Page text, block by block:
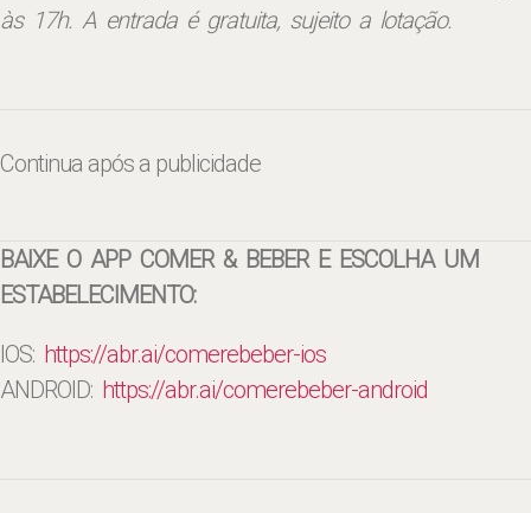
às 17h. A entrada é gratuita, sujeito a lotação.
Continua após a publicidade
BAIXE O APP COMER & BEBER E ESCOLHA UM
ESTABELECIMENTO:
IOS: https://abr.ai/comerebeber-ios
ANDROID: https://abr.ai/comerebeber-android